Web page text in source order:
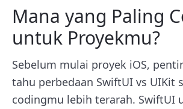
Mana yang Paling
untuk Proyekmu?
Sebelum mulai proyek iOS,
tahu perbedaan SwiftUI vs UIKit
codingmu lebih terarah. SwiftUI